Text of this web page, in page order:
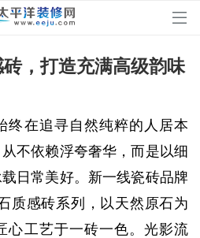
，打造充满高级韵味
终在追寻自然纯粹的人居本
不依赖浮夸奢华，而是以细
日常美好。新一线瓷砖品牌
质感砖系列，以天然原石为
心工艺于一砖一色。光影流